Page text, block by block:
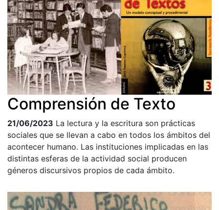
Comprensión de Texto
21/06/2023 La lectura y la escritura son prácticas
sociales que se llevan a cabo en todos los ámbitos del
acontecer humano. Las instituciones implicadas en las
distintas esferas de la actividad social producen
géneros discursivos propios de cada ámbito.